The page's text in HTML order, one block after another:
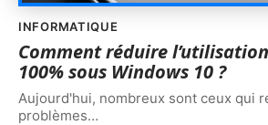
INFORMATIQUE
Comment réduire
100% sous Windows 10 ?
Aujourd'hui, nombreux sont ceux qui
problèmes…